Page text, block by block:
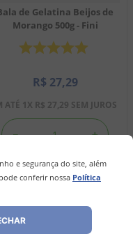
e segurança do site, além
conferir nossa Política
de Gelatina Beijos de
Morango 500g - Fini
R$ 27,29
ATÉ 1X R$ 27,29 SEM JUROS
＋
－
COMPRAR